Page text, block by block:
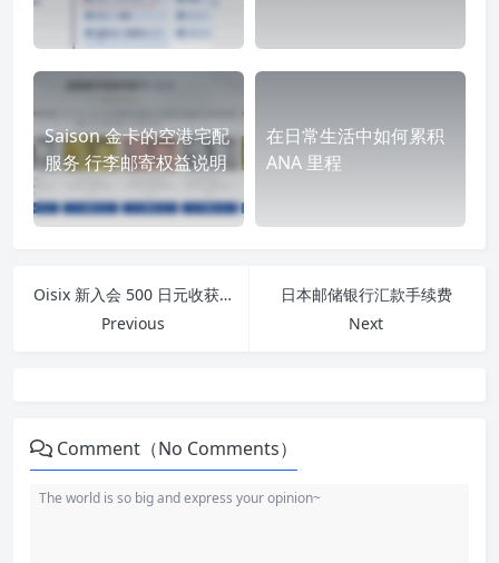
Saison 金卡的空港宅配
服务 行李邮寄权益说明
在日常生活中如何累积
ANA 里程
Oisix 新入会 500 日元收获一大批新鲜蔬菜及三桶牛奶
Previous
日本邮储银行汇款手续费
Next
Comment（No Comments）